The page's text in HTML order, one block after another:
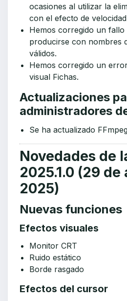
ocasiones al utilizar la
con el efecto de
Hemos corregido un fallo
producirse con nombres
válidos.
Hemos corregido un
visual Fichas.
Actualizaciones
administradores
Se ha actualizado
Novedades de
2025.1.0 (29
2025)
Nuevas funciones
Efectos visuales
Monitor CRT
Ruido estático
Borde rasgado
Efectos del cursor